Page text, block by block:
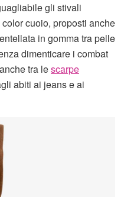
gli stivali
cuoio, proposti anche
in gomma tra pelle
dimenticare i combat
tra lescarpe
abiti ai jeans e ai